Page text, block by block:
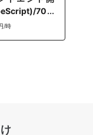
70万
ト併用)
/時